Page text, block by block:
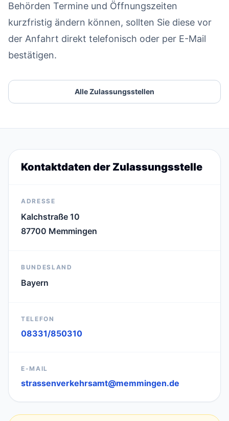
Behörden Termine und Öffnungszeiten
kurzfristig ändern können, sollten Sie diese vor
der Anfahrt direkt telefonisch oder per E-Mail
bestätigen.
Alle Zulassungsstellen
Kontaktdaten der Zulassungsstelle
ADRESSE
Kalchstraße 10
87700 Memmingen
BUNDESLAND
Bayern
TELEFON
08331/850310
E-MAIL
strassenverkehrsamt@memmingen.de